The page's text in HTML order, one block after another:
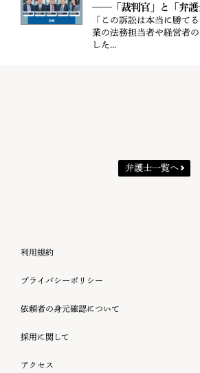
——「裁判官」と「弁護
「この訴訟は本当に勝て
業の法務担当者や経営者
した...
弁護士一覧へ
利用規約
プライバシーポリシー
依頼者の身元確認について
採用に関して
アクセス